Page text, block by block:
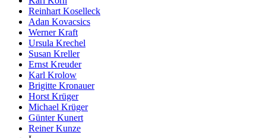
Reinhart Koselleck
Adan Kovacsics
Werner Kraft
Ursula Krechel
Susan Kreller
Ernst Kreuder
Karl Krolow
Brigitte Kronauer
Horst Krüger
Michael Krüger
Günter Kunert
Reiner Kunze